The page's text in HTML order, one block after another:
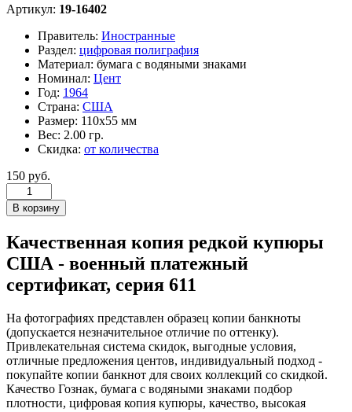
Артикул: 19-16402
Правитель: Иностранные
Раздел: цифровая полиграфия
Материал: бумага с водяными знаками
Номинал: Цент
Год: 1964
Страна: США
Размер: 110х55 мм
Вес: 2.00 гр.
Скидка: от количества
150 руб.
Качественная копия редкой купюры
США - военный платежный
сертификат, серия 611
На фотографиях представлен образец копии банкноты
(допускается незначительное отличие по оттенку).
Привлекательная система скидок, выгодные условия,
отличные предложения центов, индивидуальный подход -
покупайте копии банкнот для своих коллекций со скидкой.
Качество Гознак, бумага с водяными знаками подбор
плотности, цифровая копия купюры, качество, высокая